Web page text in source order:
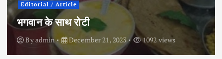
इंदौर के इतिहास में पहली बार कांग्रेस प्रत्याशी ने
चुनाव मैदान छोड़ा
Byadmin April 30, 2024 855 views